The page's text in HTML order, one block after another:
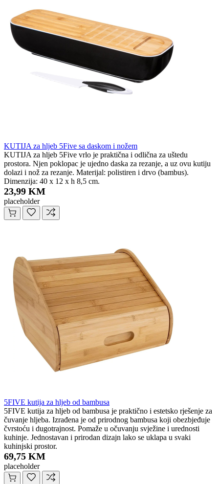
KUTIJA za hljeb 5Five sa daskom i nožem
KUTIJA za hljeb 5Five vrlo je praktična i odlična za uštedu
prostora. Njen poklopac je ujedno daska za rezanje, a uz ovu kutiju
dolazi i nož za rezanje. Materijal: polistiren i drvo (bambus).
Dimenzija: 40 x 12 x h 8,5 cm.
23,99 KM
placeholder
5FIVE kutija za hljeb od bambusa
5FIVE kutija za hljeb od bambusa je praktično i estetsko rješenje za
čuvanje hljeba. Izrađena je od prirodnog bambusa koji obezbjeđuje
čvrstoću i dugotrajnost. Pomaže u očuvanju svježine i urednosti
kuhinje. Jednostavan i prirodan dizajn lako se uklapa u svaki
kuhinjski prostor.
69,75 KM
placeholder